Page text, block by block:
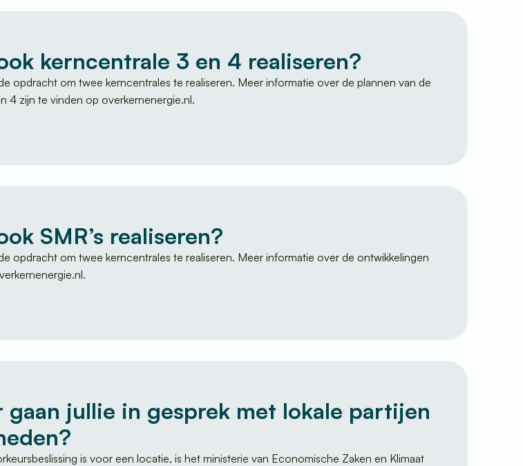
Veelgestelde vragen
kerncentrale 3 en 4 realiseren?
opdracht om twee kerncentrales te realiseren. Meer informatie over de plannen van de
4 zijn te vinden op overkernenergie.nl.
SMR’s realiseren?
opdracht om twee kerncentrales te realiseren. Meer informatie over de ontwikkelingen
gaan jullie in gesprek met lokale partijen
is voor een locatie, is het ministerie van Economische Zaken en Klimaat